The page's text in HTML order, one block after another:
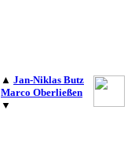
▲ Jan-Niklas Butz
Marco Oberließen
▼